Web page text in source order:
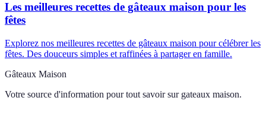
Les meilleures recettes de gâteaux maison pour les
fêtes
Explorez nos meilleures recettes de gâteaux maison pour célébrer les
fêtes. Des douceurs simples et raffinées à partager en famille.
Gâteaux Maison
Votre source d'information pour tout savoir sur gateaux maison.